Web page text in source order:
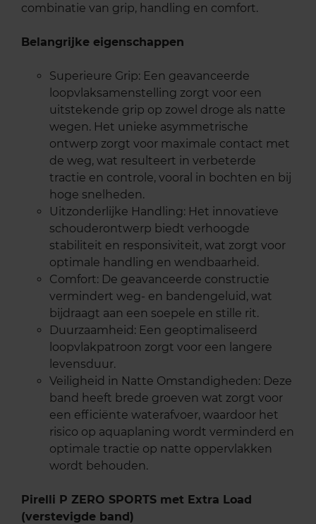
combinatie van grip, handling en comfort.
Belangrijke eigenschappen
Superieure Grip: Een geavanceerde
loopvlaksamenstelling zorgt voor een
uitstekende grip op zowel droge als natte
wegen. Het unieke asymmetrische
ontwerp zorgt voor maximale contact met
de weg, wat resulteert in verbeterde
tractie en controle, vooral in bochten en bij
hoge snelheden.
Uitzonderlijke Handling: Het innovatieve
schouderontwerp biedt verhoogde
stabiliteit en responsiviteit, wat zorgt voor
optimale handling en wendbaarheid.
Comfort: De geavanceerde constructie
vermindert weg- en bandengeluid, wat
bijdraagt aan een soepele en stille rit.
Duurzaamheid: Een geoptimaliseerd
loopvlakpatroon zorgt voor een langere
levensduur.
Veiligheid in Natte Omstandigheden: Deze
band heeft brede groeven wat zorgt voor
een efficiënte waterafvoer, waardoor het
risico op aquaplaning wordt verminderd en
optimale tractie op natte oppervlakken
wordt behouden.
Pirelli P ZERO SPORTS met Extra Load
(verstevigde band)